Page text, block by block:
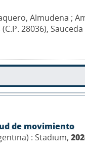
Almudena ;
28036),
de movimiento
: Stadium,